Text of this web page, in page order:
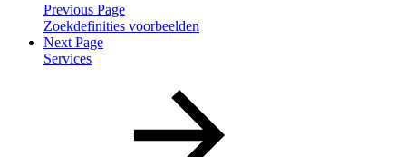
Previous Page
Zoekdefinities voorbeelden
Next Page
Services